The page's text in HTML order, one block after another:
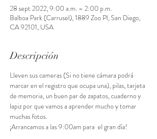
28 sept 2022, 9:00 a.m. – 2:00 p.m.
Balboa Park (Carrusel), 1889 Zoo Pl, San Diego,
CA 92101, USA
Descripción
Lleven sus cameras (Si no tiene cámara podrá
marcar en el registro que ocupa una), pilas, tarjeta
de memoria, un buen par de zapatos, cuaderno y
lapiz por que vamos a aprender mucho y tomar
muchas fotos.
¡Arrancamos a las 9:00am para  el gran día!